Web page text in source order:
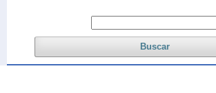
Buscar